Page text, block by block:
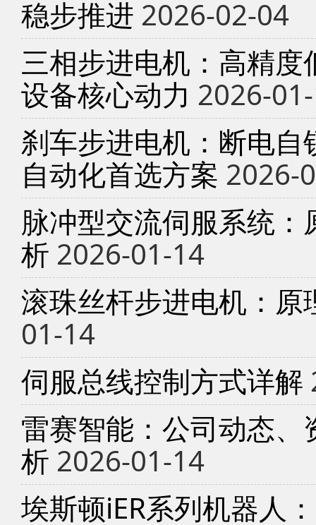
稳步推进 2026-02-04
三相步进电机：高精
设备核心动力 2026-
刹车步进电机：断电
自动化首选方案 2026-
脉冲型交流伺服系统
析 2026-01-14
滚珠丝杆步进电机：
01-14
伺服总线控制方式详解
雷赛智能：公司动态
析 2026-01-14
埃斯顿iER系列机器人